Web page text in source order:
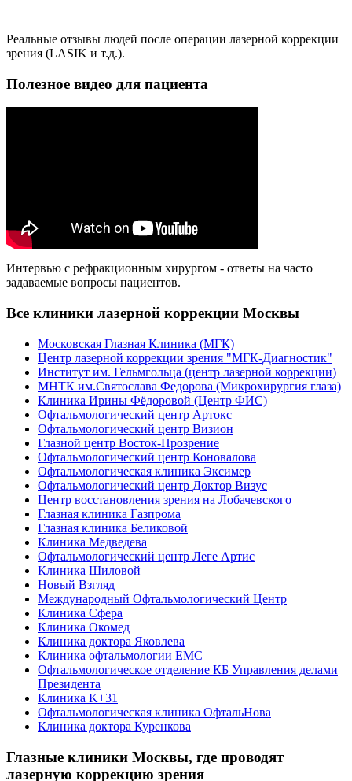
Реальные отзывы людей после операции лазерной коррекции
зрения (LASIK и т.д.).
Полезное видео для пациента
Интервью с рефракционным хирургом - ответы на часто
задаваемые вопросы пациентов.
Все клиники лазерной коррекции Москвы
Московская Глазная Клиника (МГК)
Центр лазерной коррекции зрения "МГК-Диагностик"
Институт им. Гельмгольца (центр лазерной коррекции)
МНТК им.Святослава Федорова (Микрохирургия глаза)
Клиника Ирины Фёдоровой (Центр ФИС)
Офтальмологический центр Артокс
Офтальмологический центр Визион
Глазной центр Восток-Прозрение
Офтальмологический центр Коновалова
Офтальмологическая клиника Эксимер
Офтальмологический центр Доктор Визус
Центр восстановления зрения на Лобачевского
Глазная клиника Газпрома
Глазная клиника Беликовой
Клиника Медведева
Офтальмологический центр Леге Артис
Клиника Шиловой
Новый Взгляд
Международный Офтальмологический Центр
Клиника Сфера
Клиника Окомед
Клиника доктора Яковлева
Клиника офтальмологии ЕМС
Офтальмологическое отделение КБ Управления делами
Президента
Клиника K+31
Офтальмологическая клиника ОфтальНова
Клиника доктора Куренкова
Глазные клиники Москвы, где проводят
лазерную коррекцию зрения